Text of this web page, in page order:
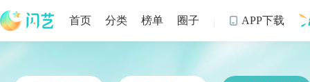
首页 分类 榜单 圈子  APP下载